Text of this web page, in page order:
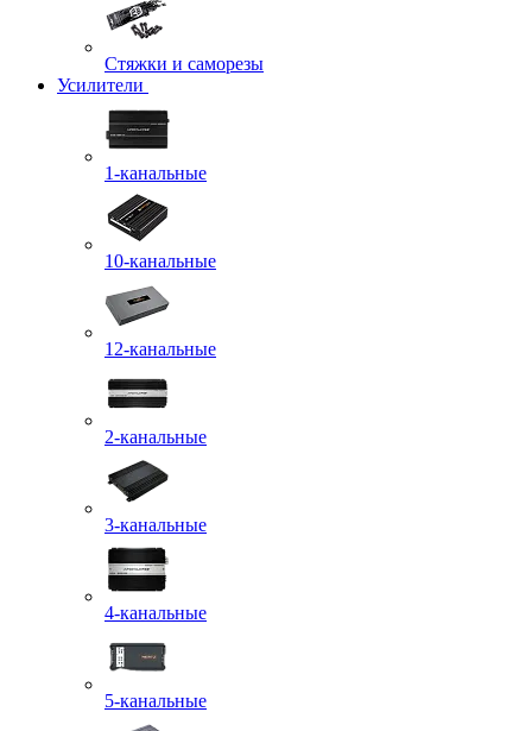
Стяжки и саморезы
Усилители
1-канальные
10-канальные
12-канальные
2-канальные
3-канальные
4-канальные
5-канальные